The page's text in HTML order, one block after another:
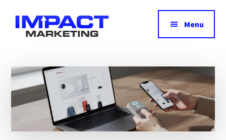
contenu
principale
menu
Marketing
test
&
comparatif
des
meilleurs
Menu